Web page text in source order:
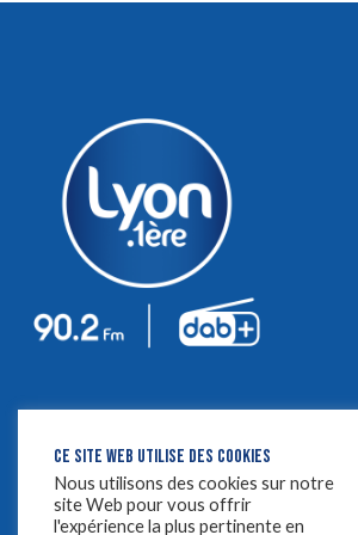
CE SITE WEB UTILISE DES COOKIES
Nous utilisons des cookies sur notre
site Web pour vous offrir
l'expérience la plus pertinente en